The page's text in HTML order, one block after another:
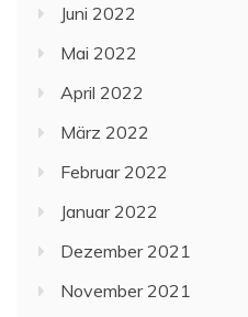
Juni 2022
Mai 2022
April 2022
März 2022
Februar 2022
Januar 2022
Dezember 2021
November 2021